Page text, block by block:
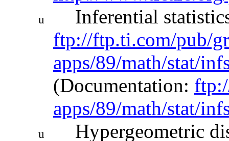
u
Inferential
ftp://ftp.ti.com/pub/
apps/89/math/stat/
(Documentation:
apps/89/math/stat/
u Hypergeometric